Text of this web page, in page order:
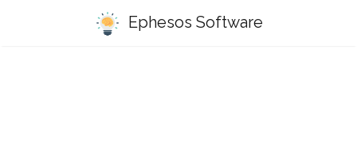
Ephesos Software